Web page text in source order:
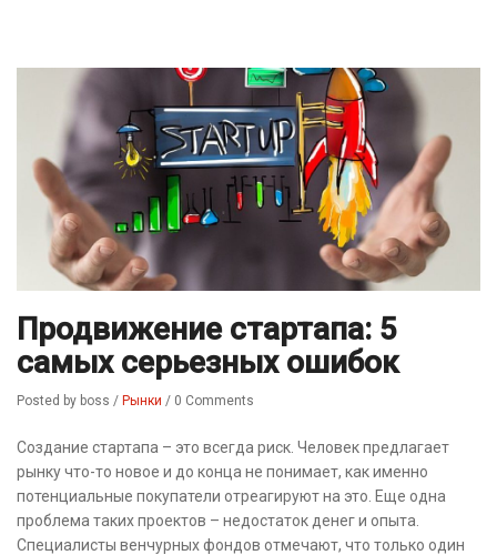
Продвижение стартапа: 5
самых серьезных ошибок
Posted by boss / Рынки / 0 Comments
Создание стартапа – это всегда риск. Человек предлагает
рынку что-то новое и до конца не понимает, как именно
потенциальные покупатели отреагируют на это. Еще одна
проблема таких проектов – недостаток денег и опыта.
Специалисты венчурных фондов отмечают, что только один